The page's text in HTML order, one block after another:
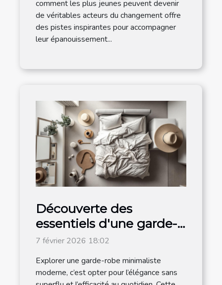
comment les plus jeunes peuvent devenir
de véritables acteurs du changement offre
des pistes inspirantes pour accompagner
leur épanouissement...
Découverte des
essentiels d'une garde-
robe minimaliste
7 février 2026 18:02
Explorer une garde-robe minimaliste
moderne, c’est opter pour l’élégance sans